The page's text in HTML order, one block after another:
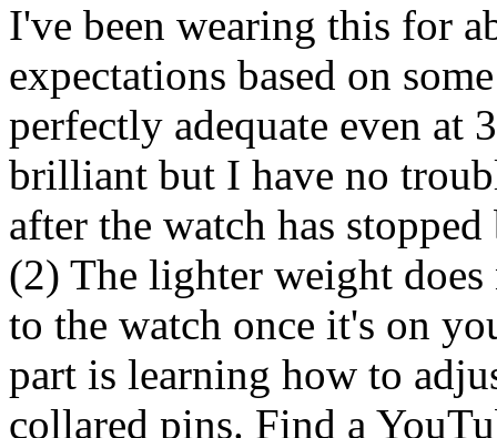
I've been wearing this for
expectations based on
perfectly adequate even at
brilliant but I have no
after the watch has
(2) The lighter weight
to the watch once it's on
part is learning how to
collared pins. Find a